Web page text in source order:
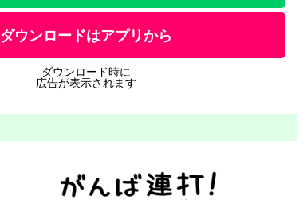
ダウンロードはアプリから
ダウンロード時に
広告が表示されます